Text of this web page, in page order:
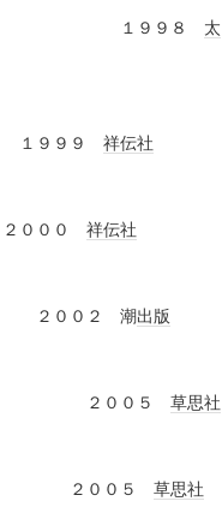
９８ 太
９９ 祥伝社
０００ 祥伝社
２ 潮出版
０５ 草思社
５ 草思社